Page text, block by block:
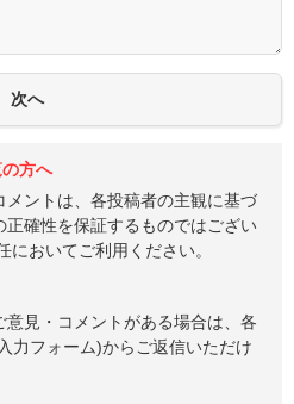
方へ
ントは、各投稿者の主観に基づ
正確性を保証するものではござい
においてご利用ください。
見・コメントがある場合は、各
力フォーム)からご返信いただけ